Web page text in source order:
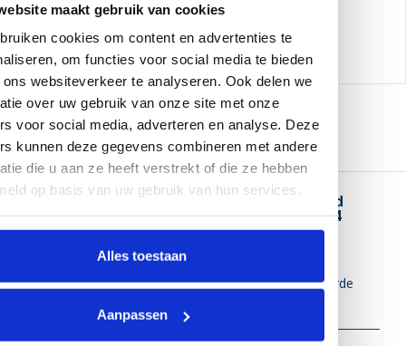
maakt gebruik van cookies
cookies om content en advertenties te
om functies voor social media te bieden
ons websiteverkeer te analyseren. Ook delen we
over uw gebruik van onze site met onze
voor social media, adverteren en analyse. Deze
kunnen deze gegevens combineren met andere
die u aan ze heeft verstrekt of die ze hebben
op basis van uw gebruik van hun services.
Alles toestaan
Aanpassen
Delen:
-Neem contact op over dit product
-Afdrukken
Informatie Reviews (0)
DynaLok Heavy Duty Haakband, zelfklevend
(plakbaar), wit, 50 mm. breed, leverbaar in 4
lengtematen.
Enkel artikel, bestaande uit 1 tegenpool;
>Plakbaar Haakband(ook wel haakjesband of harde